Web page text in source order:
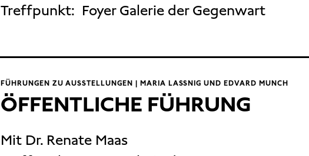
Treffpunkt: Foyer Galerie der Gegenwart
FÜHRUNGEN ZU AUSSTELLUNGEN | MARIA LASSNIG UND EDVARD MUNCH
ÖFFENTLICHE FÜHRUNG
Mit Dr. Renate Maas